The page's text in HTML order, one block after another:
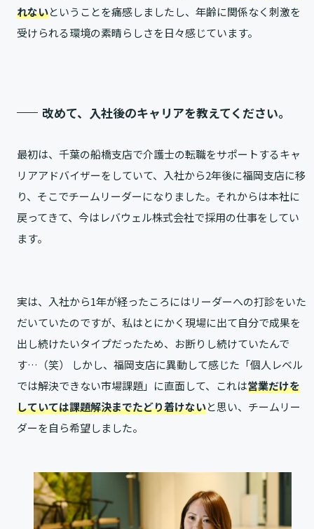
れないということを痛感しましたし、年齢に関係なく刺激を
受けられる環境の素晴らしさを日々感じています。
改めて、入社後のキャリアを教えてください。
最初は、千葉の船橋支店で介護士の転職をサポートするキャ
リアアドバイザーをしていて、入社から2年後に福岡支店に移
り、そこでチームリーダーになりました。それからは本社に
戻ってきて、今はレバウェル株式会社で採用の仕事をしてい
ます。
実は、入社から1年が経ったころにはリーダーへの打診をいた
だいていたのですが、私はとにかく現場に出て自分で成果を
出し続けたいタイプだったため、お断りし続けていたんで
す…（笑） しかし、福岡支店に異動して感じた「個人レベル
では解決できない市場課題」に直面して、これは営業だけを
していては課題解決までたどり着けないと思い、チームリー
ダーを自ら希望しました。